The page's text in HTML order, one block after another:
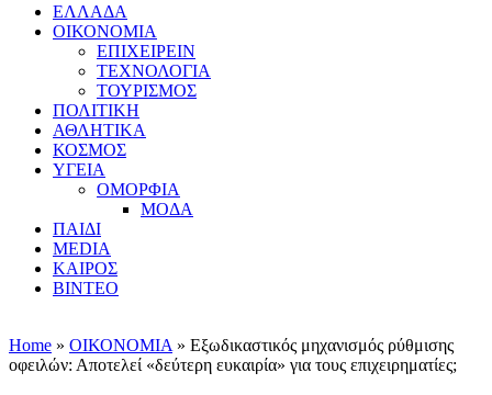
ΕΛΛΑΔΑ
ΟΙΚΟΝΟΜΙΑ
ΕΠΙΧΕΙΡΕΙΝ
ΤΕΧΝΟΛΟΓΙΑ
ΤΟΥΡΙΣΜΟΣ
ΠΟΛΙΤΙΚΗ
ΑΘΛΗΤΙΚΑ
ΚΟΣΜΟΣ
ΥΓΕΙΑ
ΟΜΟΡΦΙΑ
ΜΟΔΑ
ΠΑΙΔΙ
MEDIA
ΚΑΙΡΟΣ
ΒΙΝΤΕΟ
Home » ΟΙΚΟΝΟΜΙΑ » Εξωδικαστικός μηχανισμός ρύθμισης
οφειλών: Αποτελεί «δεύτερη ευκαιρία» για τους επιχειρηματίες;